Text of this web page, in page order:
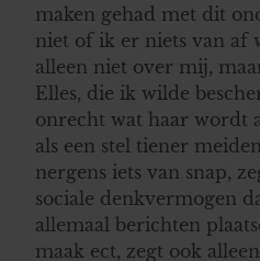
maken gehad met dit
niet of ik er niets van af
alleen niet over mij,
Elles, die ik wilde
onrecht wat haar wordt
als een stel tiener
nergens iets van snap,
sociale denkvermogen
allemaal berichten
maak ect, zegt ook